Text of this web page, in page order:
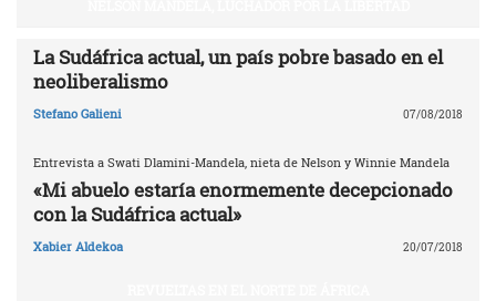
La Sudáfrica actual, un país pobre basado en el
neoliberalismo
Stefano Galieni 07/08/2018
Entrevista a Swati Dlamini-Mandela, nieta de Nelson y Winnie Mandela
«Mi abuelo estaría enormemente decepcionado
con la Sudáfrica actual»
Xabier Aldekoa 20/07/2018